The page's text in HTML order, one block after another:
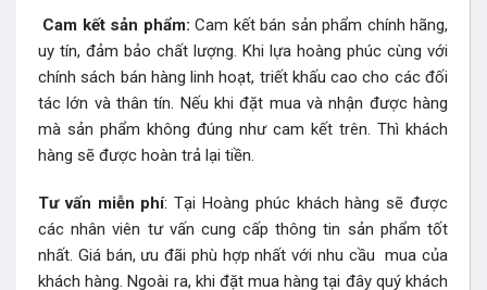
Cam kết sản phẩm: Cam kết bán sản phẩm chính hãng,
uy tín, đảm bảo chất lượng. Khi lựa hoàng phúc cùng với
chính sách bán hàng linh hoạt, triết khấu cao cho các đối
tác lớn và thân tín. Nếu khi đặt mua và nhận được hàng
mà sản phẩm không đúng như cam kết trên. Thì khách
hàng sẽ được hoàn trả lại tiền.
Tư vấn miễn phí: Tại Hoàng phúc khách hàng sẽ được
các nhân viên tư vấn cung cấp thông tin sản phẩm tốt
nhất. Giá bán, ưu đãi phù hợp nhất với nhu cầu mua của
khách hàng. Ngoài ra, khi đặt mua hàng tại đây quý khách